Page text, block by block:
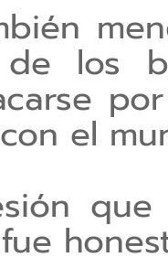
de los
el